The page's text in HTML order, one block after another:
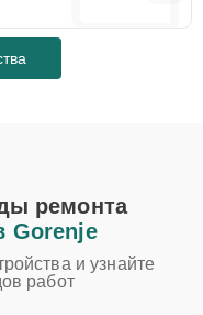
ремонта
Gorenje
и узнайте
работ